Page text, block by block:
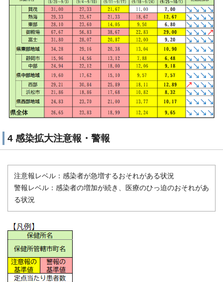
4 感染拡大注意報・警報
注意報レベル：感染者が急増するおそれがある状況
警報レベル：感染者の増加が続き、医療のひっ迫のおそれがあ
る状況